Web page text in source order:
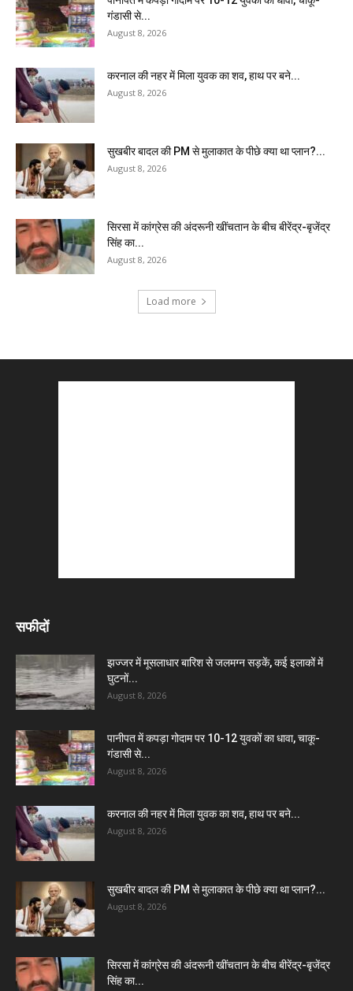
गंडासी से...
August 8, 2026
करनाल की नहर में मिला युवक का शव, हाथ पर बने...
August 8, 2026
सुखबीर बादल की PM से मुलाकात के पीछे क्या था प्लान?...
August 8, 2026
सिरसा में कांग्रेस की अंदरूनी खींचतान के बीच बीरेंद्र-बृजेंद्र
सिंह का...
August 8, 2026
Load more
सफीदों
झज्जर में मूसलाधार बारिश से जलमग्न सड़कें, कई इलाकों में
घुटनों...
August 8, 2026
पानीपत में कपड़ा गोदाम पर 10-12 युवकों का धावा, चाकू-
गंडासी से...
August 8, 2026
करनाल की नहर में मिला युवक का शव, हाथ पर बने...
August 8, 2026
सुखबीर बादल की PM से मुलाकात के पीछे क्या था प्लान?...
August 8, 2026
सिरसा में कांग्रेस की अंदरूनी खींचतान के बीच बीरेंद्र-बृजेंद्र
सिंह का...